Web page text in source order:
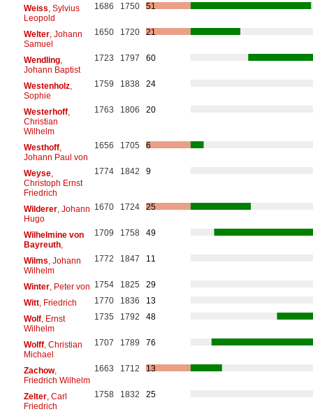
Weiss , Sylvius
Leopold
1686 1750 51
Welter, Johann
Samuel
1650 1720 21
Wendling,
Johann Baptist
1723 1797 60
Westenholz,
Sophie
1759 1838 24
Westerhoff,
Christian
Wilhelm
1763 1806 20
Westhoff,
Johann Paul von
1656 1705 6
Weyse,
Christoph Ernst
Friedrich
1774 1842 9
Wilderer, Johann
Hugo
1670 1724 25
Wilhelmine von
Bayreuth,
1709 1758 49
Wilms , Johann
Wilhelm
1772 1847 11
Winter, Peter von 1754 1825
29
Witt, Friedrich 1770 1836
13
Wolf, Ernst
Wilhelm
1735 1792 48
Wolff, Christian
Michael
1707 1789 76
Zachow,
Friedrich Wilhelm
1663 1712 13
Zelter, Carl
Friedrich
1758 1832 25